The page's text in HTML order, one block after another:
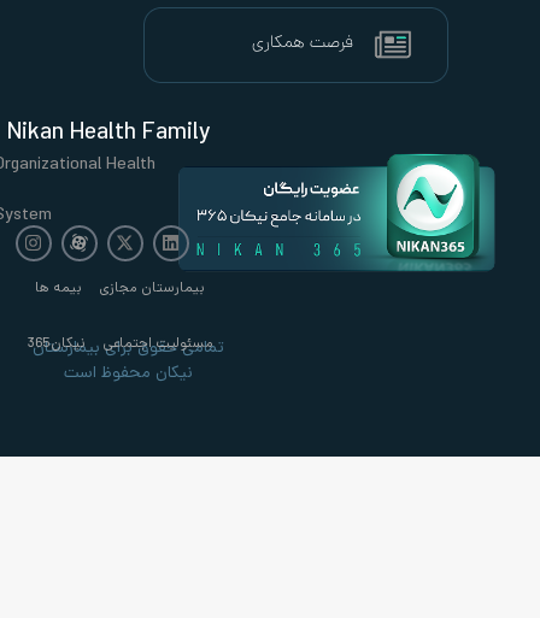
Nikan Health Family
Organizational Health
System
بیمه ها
نیکان365
تمامی حقوق برای بیمارستان